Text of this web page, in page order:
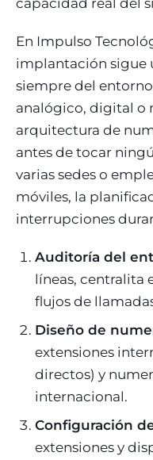
En Impulso
implantación sigue
siempre del
analógico, digital o
arquitectura de
antes de tocar
varias sedes o
móviles, la
interrupciones
Auditoría del
líneas, centralita
flujos de
Diseño de
extensiones
directos) y
internacional.
Configuración
extensiones y